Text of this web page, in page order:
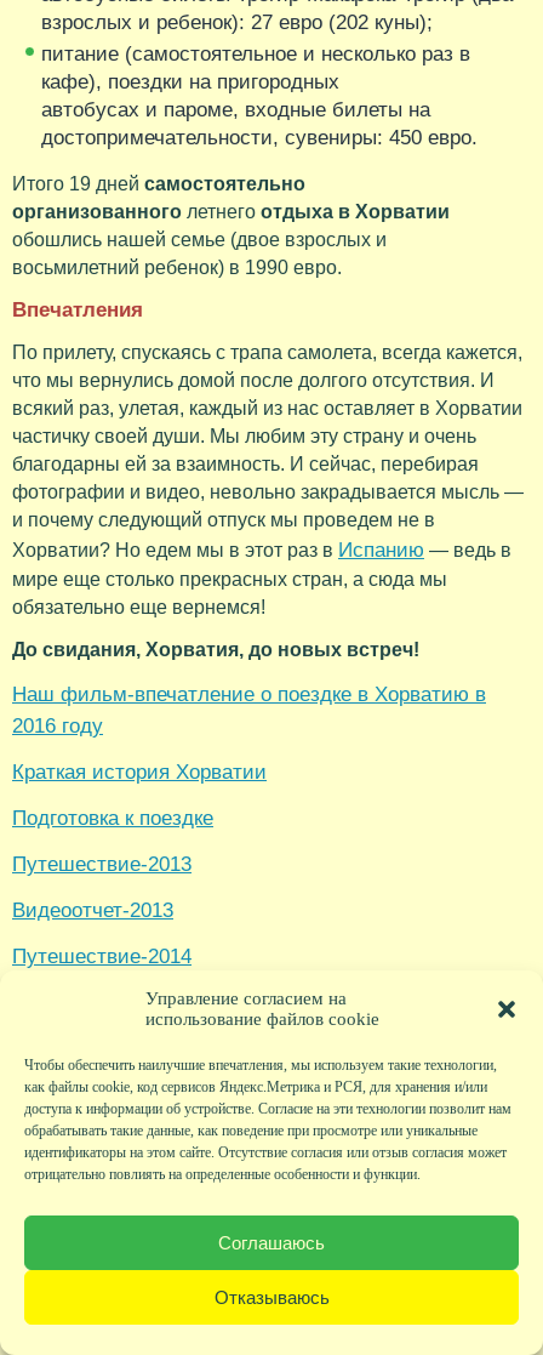
Управление согласием на
использование файлов cookie
Чтобы обеспечить наилучшие впечатления, мы используем такие технологии,
как файлы cookie, код сервисов Яндекс.Метрика и РСЯ, для хранения и/или
доступа к информации об устройстве. Согласие на эти технологии позволит нам
обрабатывать такие данные, как поведение при просмотре или уникальные
идентификаторы на этом сайте. Отсутствие согласия или отзыв согласия может
отрицательно повлиять на определенные особенности и функции.
Соглашаюсь
Отказываюсь
взрослых и ребенок): 27 евро (202 куны);
питание (самостоятельное и несколько раз в
кафе), поездки на пригородных
автобусах и пароме, входные билеты на
достопримечательности, сувениры: 450 евро.
Итого 19 дней самостоятельно
организованного летнего отдыха в Хорватии
обошлись нашей семье (двое взрослых и
восьмилетний ребенок) в 1990 евро.
Впечатления
По прилету, спускаясь с трапа самолета, всегда кажется,
что мы вернулись домой после долгого отсутствия. И
всякий раз, улетая, каждый из нас оставляет в Хорватии
частичку своей души. Мы любим эту страну и очень
благодарны ей за взаимность. И сейчас, перебирая
фотографии и видео, невольно закрадывается мысль —
и почему следующий отпуск мы проведем не в
Хорватии? Но едем мы в этот раз в Испанию — ведь в
мире еще столько прекрасных стран, а сюда мы
обязательно еще вернемся!
До свидания, Хорватия, до новых встреч!
Наш фильм-впечатление о поездке в Хорватию в
2016 году
Краткая история Хорватии
Подготовка к поездке
Путешествие-2013
Видеоотчет-2013
Путешествие-2014
Видеоотчет-2014
Видеоотчет-2015
Фотогалерея, посвященная Хорватии
Метки:Отчеты о поездках,Хорватия
Добавить комментарий
Используйте псевдоним или только имя вместо Вашего